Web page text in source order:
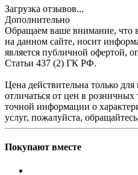
Загрузка отзывов...
Дополнительно
Обращаем ваше внимание, что
на данном сайте, носит
является публичной офертой,
Статьи 437 (2) ГК РФ.
Цена действительна только
отличаться от цен в
точной информации о
услуг, пожалуйста,
Покупают вместе